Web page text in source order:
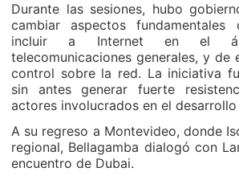
Durante las sesiones, hubo
cambiar aspectos
incluir a Internet en el
telecomunicaciones generales, y de
control sobre la red. La iniciativa
sin antes generar fuerte
actores involucrados en el
A su regreso a Montevideo, donde
regional, Bellagamba dialogó con
encuentro de Dubai.